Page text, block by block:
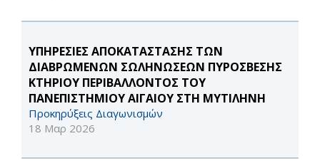
ΥΠΗΡΕΣΙΕΣ ΑΠΟΚΑΤΑΣΤΑΣΗΣ ΤΩΝ
ΔΙΑΒΡΩΜΕΝΩΝ ΣΩΛΗΝΩΣΕΩΝ ΠΥΡΟΣΒΕΣΗΣ
ΚΤΗΡΙΟΥ ΠΕΡΙΒΑΛΛΟΝΤΟΣ ΤΟΥ
ΠΑΝΕΠΙΣΤΗΜΙΟΥ ΑΙΓΑΙΟΥ ΣΤΗ ΜΥΤΙΛΗΝΗ
Προκηρύξεις Διαγωνισμών
18 Μαρ 2026